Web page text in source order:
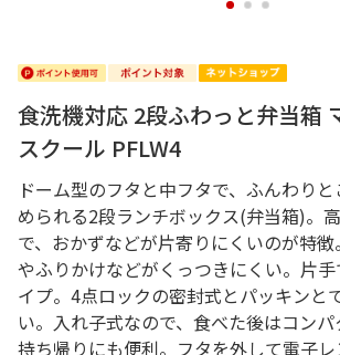
1 2 3
食洗機対応 2段ふわっと弁当箱
スクール PFLW4
ドーム型のフタと中フタで、ふんわり
められる2段ランチボックス(弁当箱)。
で、おかずなどが片寄りにくいのが特
やふりかけなどがくっつきにくい。片
イプ。4点ロックの密封式とパッキンと
い。入れ子式なので、食べた後はコン
持ち帰りにも便利。フタを外して電子